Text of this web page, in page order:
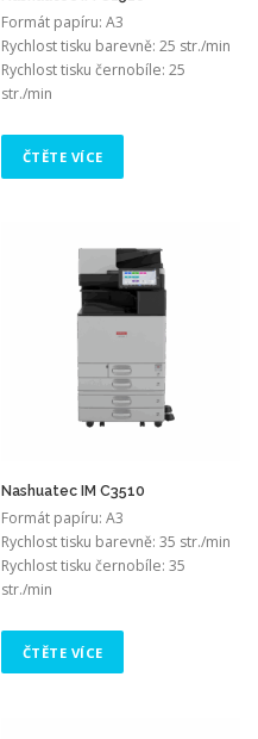
Formát papíru: A3
Rychlost tisku barevně: 25 str./min
Rychlost tisku černobíle: 25
str./min
ČTĚTE VÍCE
Nashuatec IM C3510
Formát papíru: A3
Rychlost tisku barevně: 35 str./min
Rychlost tisku černobíle: 35
str./min
ČTĚTE VÍCE